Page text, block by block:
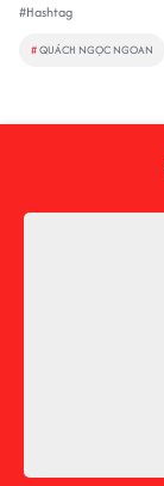
#Hashtag
#QUÁCH NGỌC NGOAN